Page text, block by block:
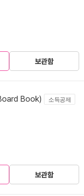
보관함
Book) 소득공제
보관함